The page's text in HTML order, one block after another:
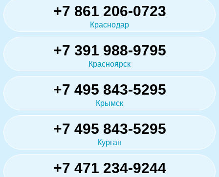
+7 861 206-0723
Краснодар
+7 391 988-9795
Красноярск
+7 495 843-5295
Крымск
+7 495 843-5295
Курган
+7 471 234-9244